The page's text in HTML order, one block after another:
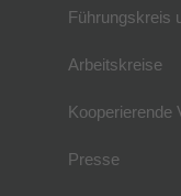
Führungskreis
Arbeitskreise
Kooperierende
Presse